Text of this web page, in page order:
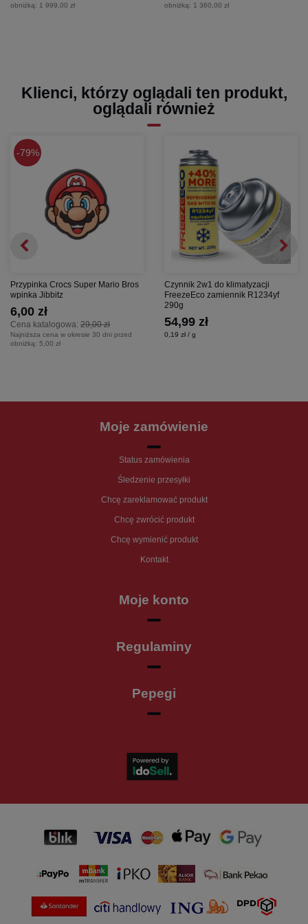
obniżką: 1 999,00 zł
obniżką: 1 360,00 zł
Klienci, którzy oglądali ten produkt,
oglądali również
79%
Przypinka Crocs Super Mario Bros
wpinka Jibbitz
Cena katalogowa: 29,00 zł
6,00 zł
Najniższa cena w okresie 30 dni przed
obniżką: 5,00 zł
Czynnik 2w1 do klimatyzacji
FreezeEco zamiennik R1234yf
290g
54,99 zł
0,19 zł / g
Moje zamówienie
Status zamówienia
Śledzenie przesyłki
Chcę zareklamować produkt
Chcę zwrócić produkt
Chcę wymienić produkt
Kontakt
Moje konto
Regulaminy
Pepegi